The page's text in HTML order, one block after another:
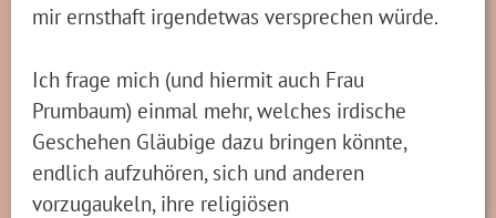
mir ernsthaft irgendetwas versprechen würde.
Ich frage mich (und hiermit auch Frau
Prumbaum) einmal mehr, welches irdische
Geschehen Gläubige dazu bringen könnte,
endlich aufzuhören, sich und anderen
vorzugaukeln, ihre religiösen